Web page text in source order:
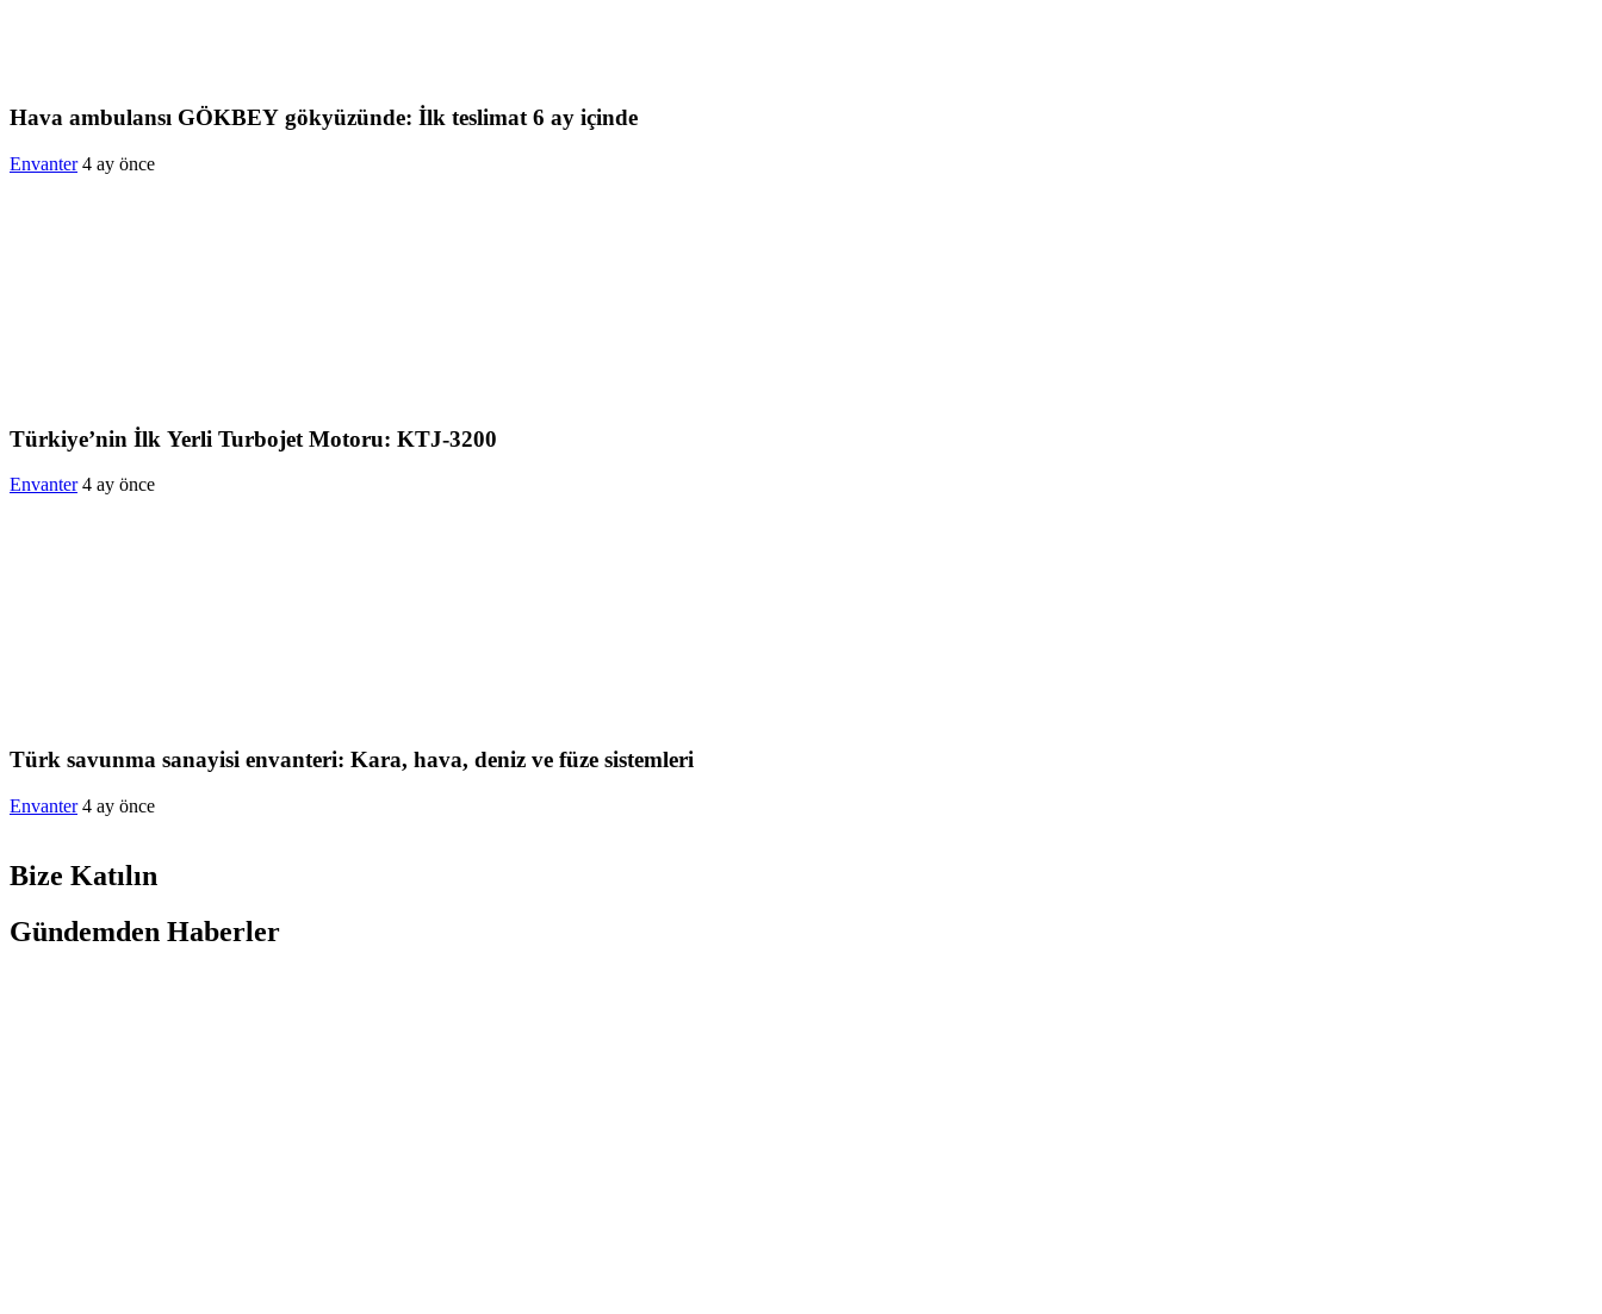
Hava ambulansı GÖKBEY gökyüzünde: İlk teslimat 6 ay içinde
Envanter 4 ay önce
Türkiye’nin İlk Yerli Turbojet Motoru: KTJ-3200
Envanter 4 ay önce
Türk savunma sanayisi envanteri: Kara, hava, deniz ve füze sistemleri
Envanter 4 ay önce
Bize Katılın
Gündemden Haberler